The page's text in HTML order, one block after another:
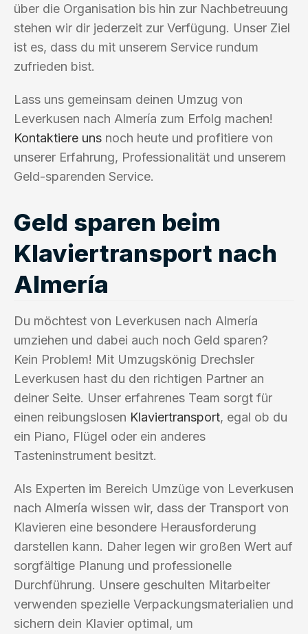
über die Organisation bis hin zur Nachbetreuung
stehen wir dir jederzeit zur Verfügung. Unser Ziel
ist es, dass du mit unserem Service rundum
zufrieden bist.
Lass uns gemeinsam deinen Umzug von
Leverkusen nach Almería zum Erfolg machen!
Kontaktiere uns noch heute und profitiere von
unserer Erfahrung, Professionalität und unserem
Geld-sparenden Service.
Geld sparen beim
Klaviertransport nach
Almería
Du möchtest von Leverkusen nach Almería
umziehen und dabei auch noch Geld sparen?
Kein Problem! Mit Umzugskönig Drechsler
Leverkusen hast du den richtigen Partner an
deiner Seite. Unser erfahrenes Team sorgt für
einen reibungslosen Klaviertransport, egal ob du
ein Piano, Flügel oder ein anderes
Tasteninstrument besitzt.
Als Experten im Bereich Umzüge von Leverkusen
nach Almería wissen wir, dass der Transport von
Klavieren eine besondere Herausforderung
darstellen kann. Daher legen wir großen Wert auf
sorgfältige Planung und professionelle
Durchführung. Unsere geschulten Mitarbeiter
verwenden spezielle Verpackungsmaterialien und
sichern dein Klavier optimal, um